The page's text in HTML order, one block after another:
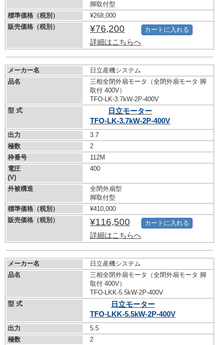
脚取付型
標準価格（税別）
¥268,000
販売価格（税別）
¥76,200
詳細はこちらへ
カートに入れる
メーカー名
日立産機システム
品名
三相全閉外扇モータ（全閉外扇モータ 脚
取付 400V）
TFO-LK-3.7kW-2P-400V
型 式
日立モーター
TFO-LK-3.7kW-2P-400V
出力
3.7
極数
2
枠番号
112M
電圧
(V)
400
外被構造
全閉外扇型
脚取付型
標準価格（税別）
¥410,000
販売価格（税別）
¥116,500
詳細はこちらへ
カートに入れる
メーカー名
日立産機システム
品名
三相全閉外扇モータ（全閉外扇モータ 脚
取付 400V）
TFO-LKK-5.5kW-2P-400V
型 式
日立モーター
TFO-LKK-5.5kW-2P-400V
出力
5.5
極数
2